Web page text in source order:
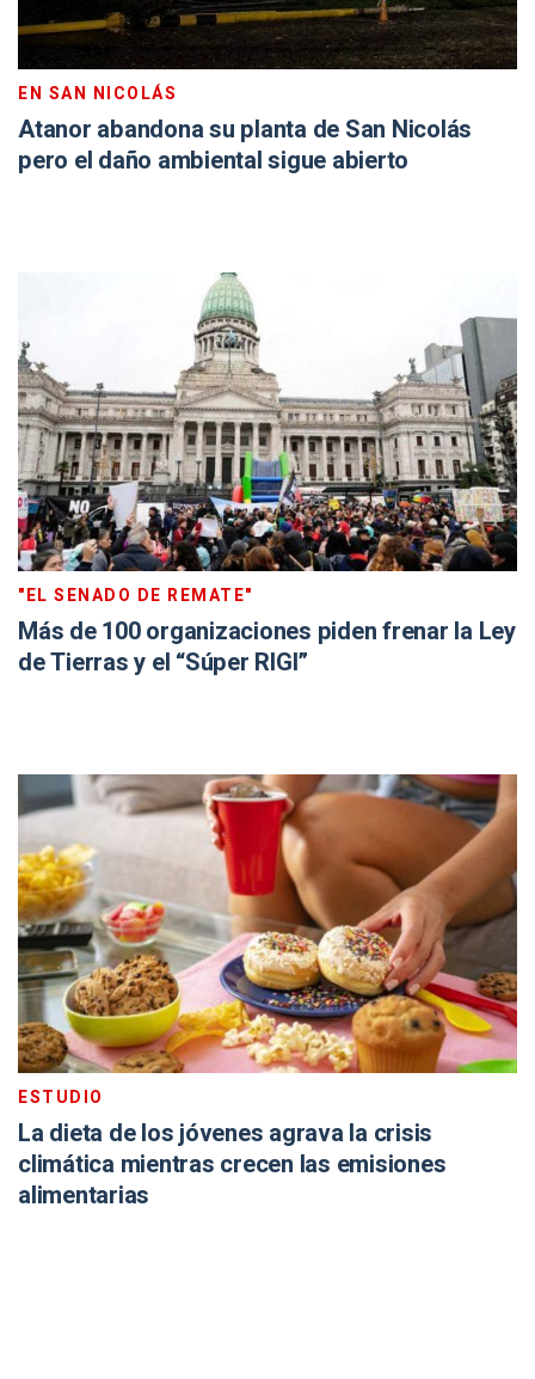
EN SAN NICOLÁS
Atanor abandona su planta de San Nicolás
pero el daño ambiental sigue abierto
"EL SENADO DE REMATE"
Más de 100 organizaciones piden frenar la Ley
de Tierras y el “Súper RIGI”
ESTUDIO
La dieta de los jóvenes agrava la crisis
climática mientras crecen las emisiones
alimentarias